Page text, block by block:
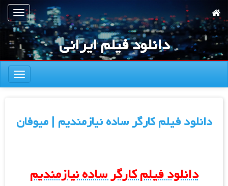
به
محتوای
اصلی
ناوبری
دانلود فیلم ایرانی
ناوبری
دانلود فیلم کارگر ساده نیازمندیم | میوفان
دانلود فیلم کارگر ساده نیازمندیم